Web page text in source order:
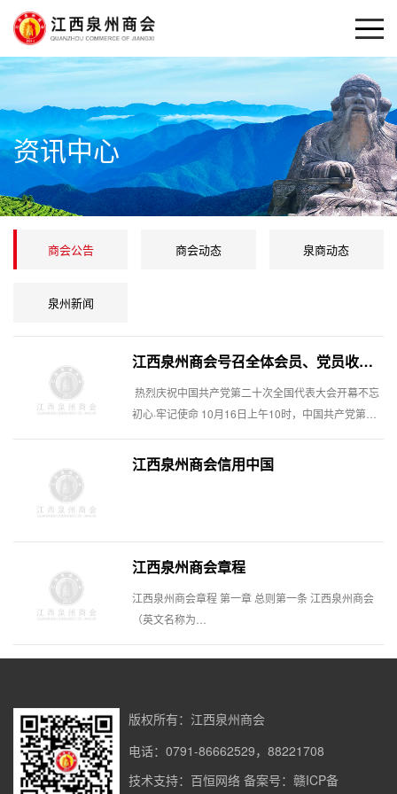
资讯中心
商会公告 商会动态 泉商动态
泉州新闻
江西泉州商会号召全体会员、党员收听收看党的二十大开幕会直播
热烈庆祝中国共产党第二十次全国代表大会开幕不忘
初心·牢记使命 10月16日上午10时，中国共产党第二
党支部联合下发《关于认真收看“中国共产党第二十次
江西泉州商会信用中国
江西泉州商会章程
江西泉州商会章程 第一章 总则第一条 江西泉州商会
（英文名称为
驻赣企事业单位自愿结成的全省性、行业性社会团
版权所有：江西泉州商会
电话：0791-86662529，88221708
技术支持：百恒网络 备案号：赣ICP备